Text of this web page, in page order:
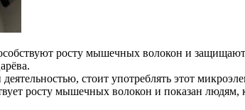
росту мышечных волокон и
стоит употреблять этот
росту мышечных волокон и показан людям,